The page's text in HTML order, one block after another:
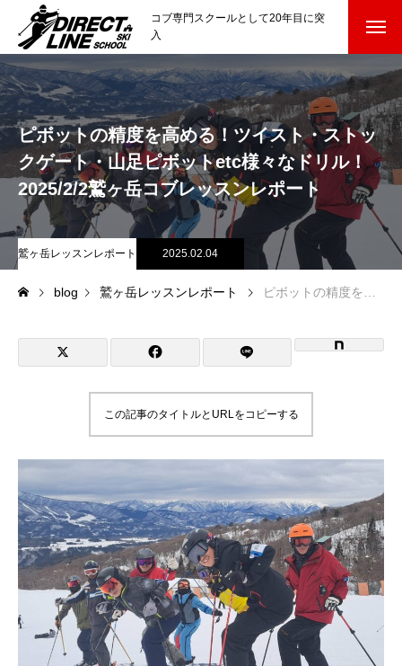
コブ専門スクールとして20年目に突
入
スクールについて知る Directline Ski School
コンセプトと開催スキー場
参加までの流れ
レッスン料金
参加費のお支払い
各会場の集合場所
スキー場から選ぶ Ski Area
鷲ヶ岳＆高鷲スノーパーク
宮城山形
岩手高原
白馬五竜FA
レッスンテーマから選ぶ Lesson Theme
初級1
ピボットの精度を高める！ツイスト・ストッ
クゲート・山足ピボットetc様々なドリル！
2025/2/2鷲ヶ岳コブレッスンレポート
鷲ヶ岳レッスンレポート 2025.02.04
blog 鷲ヶ岳レッスンレポート ピボットの精度を高める！ツイスト・ストックゲート・山足ピボットetc様々なドリル！2025/2/2鷲ヶ岳コブレッスンレポート
この記事のタイトルとURLをコピーする